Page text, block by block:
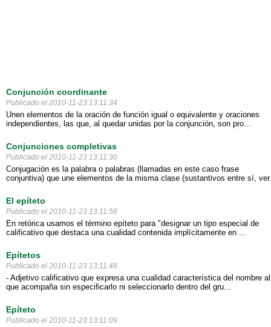
Conjunción coordinante
Publicado el 2010-11-23 13:11:34
Unen elementos de la oración de función igual o equivalente y oraciones
independientes, las que, al quedar unidas por la conjunción, son pro...
Conjunciones completivas
Publicado el 2010-11-23 13:11:30
Conjugación es la palabra o palabras (llamadas en este caso frase
conjuntiva) que une elementos de la misma clase (sustantivos entre sí,
El epíteto
Publicado el 2010-11-23 13:11:56
En retórica usamos el término epíteto para "designar un tipo especial de
calificativo que destaca una cualidad contenida implícitamente en ...
Epítetos
Publicado el 2010-11-23 13:11:48
- Adjetivo calificativo que expresa una cualidad característica del nombre al
que acompaña sin especificarlo ni seleccionarlo dentro del gru...
Epíteto
Publicado el 2010-11-23 13:11:09